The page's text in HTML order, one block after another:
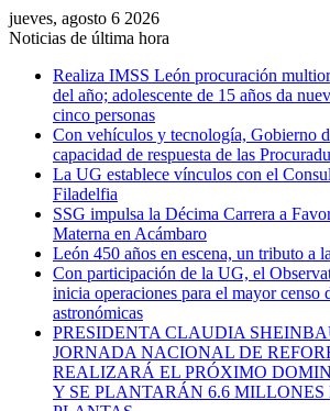
jueves, agosto 6 2026
Noticias de última hora
Realiza IMSS León procuración
del año; adolescente de 15 años da
cinco personas
Con vehículos y tecnología, Gobierno
capacidad de respuesta de las
La UG establece vínculos con el
Filadelfia
SSG impulsa la Décima Carrera a
Materna en Acámbaro
León 450 años en escena, un tributo a
Con participación de la UG, el
inicia operaciones para el mayor censo
astronómicas
PRESIDENTA CLAUDIA
JORNADA NACIONAL DE
REALIZARÁ EL PRÓXIMO
Y SE PLANTARÁN 6.6 MILLONES